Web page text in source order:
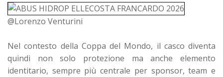
@Lorenzo Venturini
Nel contesto della Coppa del Mondo, il casco diventa
quindi non solo protezione ma anche elemento
identitario, sempre più centrale per sponsor, team e